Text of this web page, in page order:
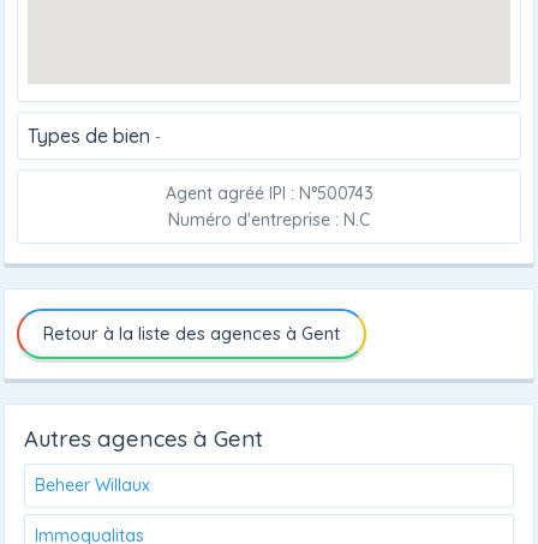
Types de bien -
Agent agréé IPI : N°500743
Numéro d'entreprise : N.C
Retour à la liste des agences à Gent
Autres agences à Gent
Beheer Willaux
Immoqualitas